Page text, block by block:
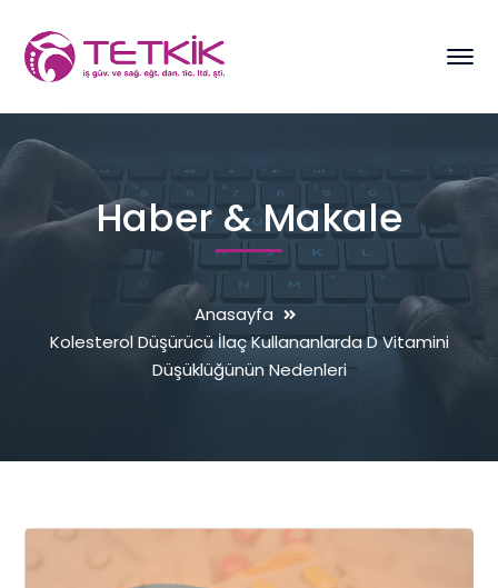
Haber & Makale
Anasayfa
Kolesterol Düşürücü İlaç Kullananlarda D Vitamini
Düşüklüğünün Nedenleri